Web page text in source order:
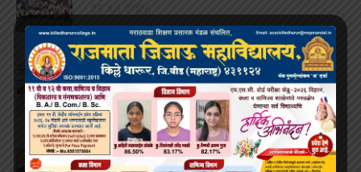
25 Jul, 2026
अजितदादा पवार जयंती
22 Jul, 2026
करिअर कट्टा विद्यार्थी संसद गठीत